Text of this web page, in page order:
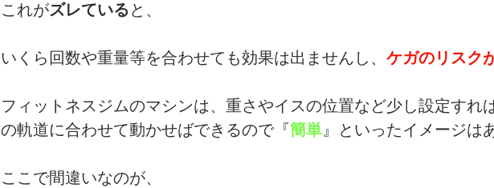
これがズレている と、
いくら回数や重量等を合わせても効果は出ませんし、 ケガのリスク
フィットネスジムのマシンは、重さやイスの位置など少し設定すれ
の軌道に合わせて動かせばできるので『簡単 』といったイメージは
ここで間違いなのが、